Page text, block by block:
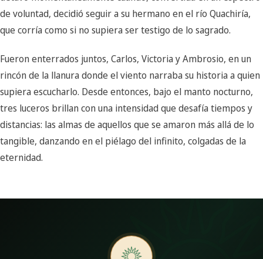
de voluntad, decidió seguir a su hermano en el río Quachiría,
que corría como si no supiera ser testigo de lo sagrado.
Fueron enterrados juntos, Carlos, Victoria y Ambrosio, en un
rincón de la llanura donde el viento narraba su historia a quien
supiera escucharlo. Desde entonces, bajo el manto nocturno,
tres luceros brillan con una intensidad que desafía tiempos y
distancias: las almas de aquellos que se amaron más allá de lo
tangible, danzando en el piélago del infinito, colgadas de la
eternidad.